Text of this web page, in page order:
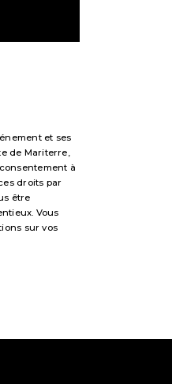
et ses
de Mariterre,
à
droits par
être
Vous
sur vos